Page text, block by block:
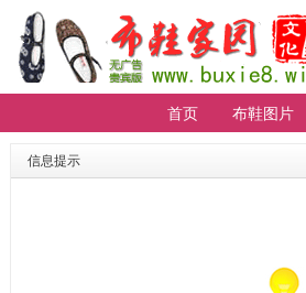
首页 布鞋图片
信息提示